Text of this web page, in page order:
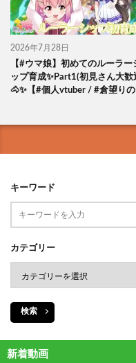
2026年7月28日
【#ウマ娘】初めてのルーラー
ップ育成✨Part1(初見さん大歓
🐴✨【#個人vtuber / #倉望りの
キーワード
カテゴリー
検索
新着動画